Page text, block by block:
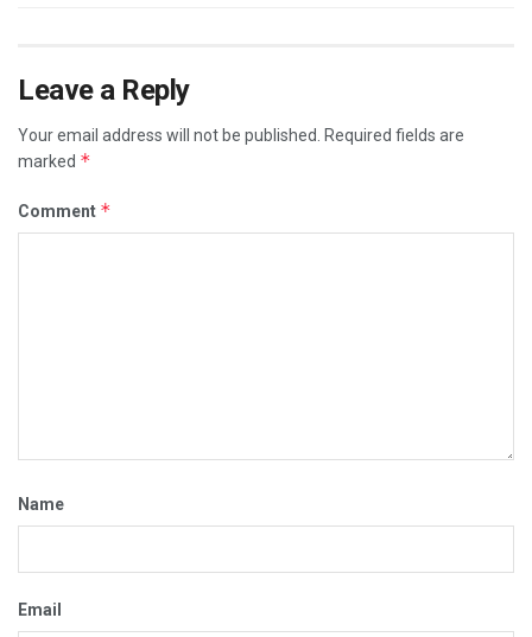
Leave a Reply
Your email address will not be published. Required fields are
marked *
Comment *
Name
Email